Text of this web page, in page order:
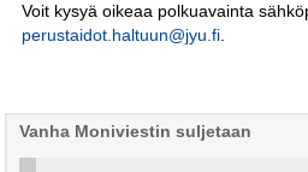
Voit kysyä oikeaa polkuavainta
perustaidot.haltuun@jyu.fi.
Vanha Moniviestin suljetaan